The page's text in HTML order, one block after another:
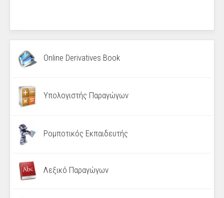
Online Derivatives Book
Υπολογιστής Παραγώγων
Ρομποτικός Εκπαιδευτής
Λεξικό Παραγώγων